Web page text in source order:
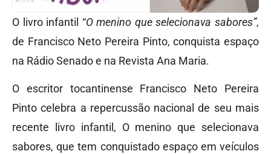
O livro infantil “O menino que selecionava sabores”,
de Francisco Neto Pereira Pinto, conquista espaço
na Rádio Senado e na Revista Ana Maria.
O escritor tocantinense Francisco Neto Pereira
Pinto celebra a repercussão nacional de seu mais
recente livro infantil, O menino que selecionava
sabores, que tem conquistado espaço em veículos